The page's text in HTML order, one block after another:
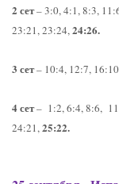
2 сет– 3:0, 4:1, 8:3,
23:21, 23:24,24:26.
3 сет– 10:4, 12:7,
4 сет– 1:2, 6:4, 8:6,
24:21,25:22.